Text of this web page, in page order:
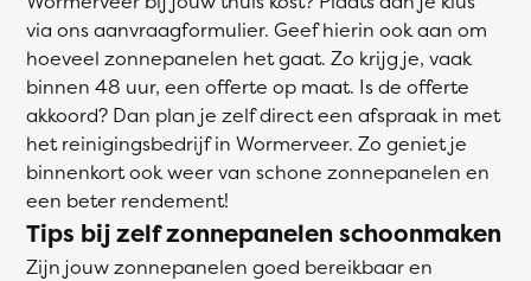
via ons aanvraagformulier. Geef hierin ook aan om
hoeveel zonnepanelen het gaat. Zo krijg je, vaak
binnen 48 uur, een offerte op maat. Is de offerte
akkoord? Dan plan je zelf direct een afspraak in met
het reinigingsbedrijf in Wormerveer. Zo geniet je
binnenkort ook weer van schone zonnepanelen en
een beter rendement!
Tips bij zelf zonnepanelen schoonmaken
Zijn jouw zonnepanelen goed bereikbaar en